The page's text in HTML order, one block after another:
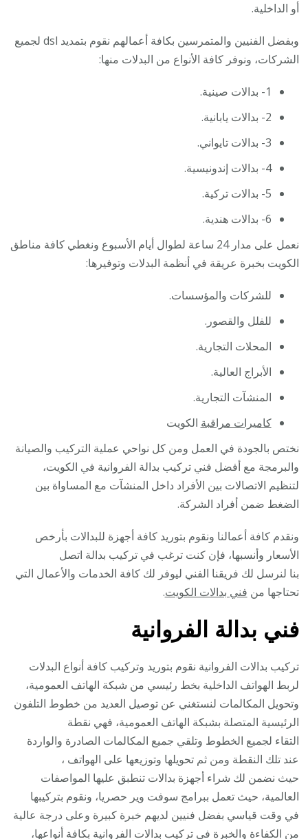
أو الداخلية.
وبفضل الفنيين والمتمرسين بكافة أعمالهم نقوم بتمديد dsl لجميع
الشركات، ونوفر كافة الأنواع من البدلات منها:
1- بدالات صينية.
2- بدالات يابانية.
3- بدالات تايواني.
4- بدالات إندونيسية.
5- بدالات تركية.
6- بدالات هندية.
نعمل على مدار 24 ساعة لطوال أيام الأسبوع ونغطي كافة مناطق
الكويت بخبرة عريقة في أنظمة البدلات وتوفيرها:
للشركات والمؤسسات.
للفلل والقصور.
المحلات التجارية.
الأبراج العالية.
المنشآت التجارية.
كاميرات مراقبة الكويت
نختص بالجودة في العمل ومن كل نواحي عملية التركيب والصيانة
والبرمجة مع أفضل فني تركيب بدالة الفروانية في الكويت،
لتنظيم الاتصالات بين الأفراد داخل المنشآت مع المساواة بين
الضغط ضمن أفراد الشركة.
ونقدم كافة أعمالنا ونقوم بتوريد كافة أجهزة للبدالات بأرخص
الأسعار وأنسبها، فإن كنت ترغب في تركيب بدالة اتصل
بنا لنرسل لك فريقنا الفني ليوفر لك كافة الخدمات والأعمال التي
تحتاجها من فني بدالات الكويت.
فني بدالة الفروانية
تركيب بدالات الفروانية نقوم بتوريد وتركيب كافة أنواع البدلات
لربط الهواتف الداخلية بخط رئيسي من شبكة الهاتف العمومية،
وتحويل المكالمات لنستغني عن توصيل العديد من خطوط التلفون
الرئيسية المتصلة بشبكة الهاتف العمومية، فهي نقطة
التقاء لجميع الخطوط وتلقي جميع المكالمات الصادرة والواردة
عند تلك النقطة ومن ثم تحويلها وتوزيعها على الهواتف ،
حيث نضمن لك شراء أجهزة بدالات تنطبق عليها المواصفات
العالمية، حيث تعمل ببرامج سوفت وير حصريا، ونقوم بتركيبها
في وقت قياسي بفضل فنيين لديهم خبرة كبيرة وعلى درجة عالية
من الكفاءة والخبرة في تركيب بدالات الفروانية بكافة أنواعها،